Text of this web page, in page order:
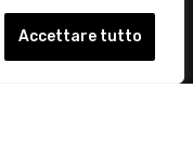
Accettare tutto